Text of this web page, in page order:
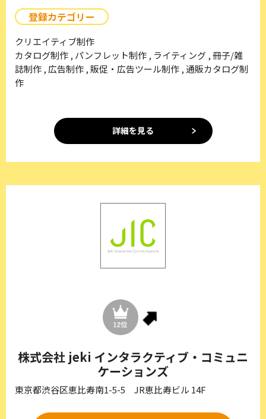
登録カテゴリー
クリエイティブ制作
カタログ制作 , パンフレット制作 , ライティング , 冊子/雑
誌制作 , 広告制作 , 販促・広告ツール制作 , 通販カタログ制
作
詳細を見る
株式会社 jeki インタラクティブ・コミュニ
ケーションズ
東京都渋谷区恵比寿南1-5-5 JR恵比寿ビル 14F